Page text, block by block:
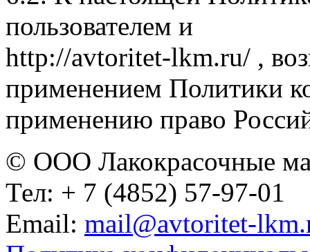
пользователем и
http://avtoritet-lkm.ru/ ,
применением Политики
применению право
© ООО Лакокрасочные
Тел: + 7 (4852) 57-97-01
Email: